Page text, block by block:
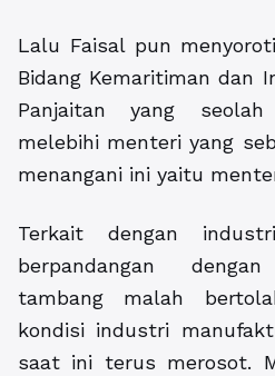
Lalu Faisal pun
Bidang Kemaritiman dan
Panjaitan yang
melebihi menteri yang
menangani ini yaitu
Terkait dengan
berpandangan
tambang malah
kondisi industri
saat ini terus merosot.